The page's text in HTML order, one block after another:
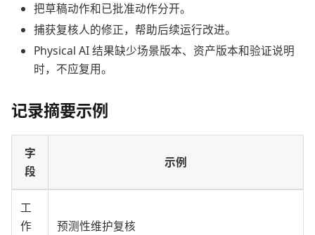
把草稿动作和已批准动作分开。
捕获复核人的修正，帮助后续运行改进。
Physical AI 结果缺少场景版本、资产版本和验证说明
时，不应复用。
记录摘要示例
字
段
示例
工
作
预测性维护复核